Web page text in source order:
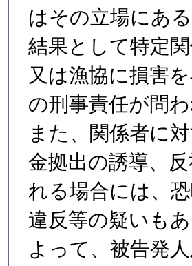
はその立場にあ
結果として特定
又は漁協に損害
の刑事責任が問
また、関係者に
金拠出の誘導、
れる場合には、
違反等の疑いも
よって、被告発